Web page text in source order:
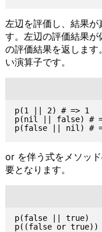
左辺を評価し、結果が
す。左辺の評価結果
の評価結果を返しま
い演算子です。
p(1 || 2) # => 1
p(nil || false) #
or を伴う式をメソッ
要となります。
p(false || true)